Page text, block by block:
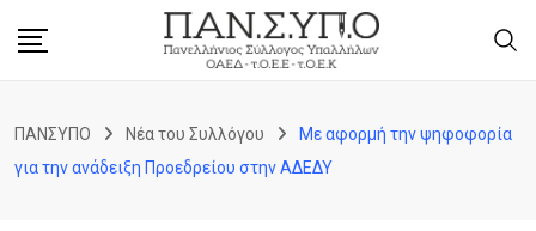
ΠΑΝΣΥΠΟ Νέα του Συλλόγου
Με αφορμή την ψηφοφορία
για την ανάδειξη Προεδρείου στην ΑΔΕΔΥ